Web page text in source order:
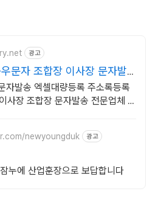
광고
문자 조합장 이사장 문자발
자발송 엑셀대량등록 주소록등록
사장 조합장 문자발송 전문업체 엑
newyoungduk 광고
누에 산업훈장으로 보답합니다